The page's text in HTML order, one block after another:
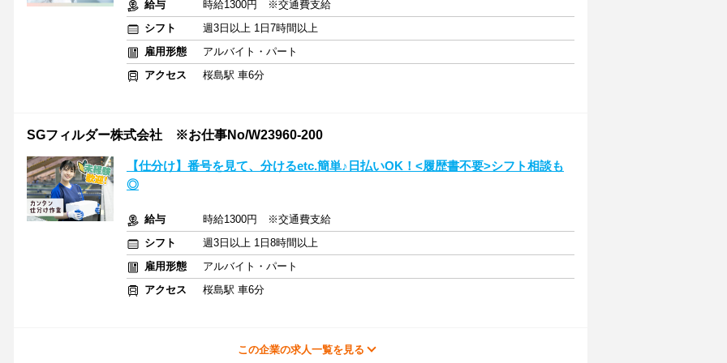
給与
時給1300円 ※交通費支給
シフト
週3日以上 1日7時間以上
雇用形態
アルバイト・パート
アクセス
桜島駅 車6分
SGフィルダー株式会社 ※お仕事No/W23960-200
【仕分け】番号を見て、分けるetc.簡単♪日払いOK！<履歴書不要>シフト相談も
◎
給与
時給1300円 ※交通費支給
シフト
週3日以上 1日8時間以上
雇用形態
アルバイト・パート
アクセス
桜島駅 車6分
この企業の求人一覧を見る